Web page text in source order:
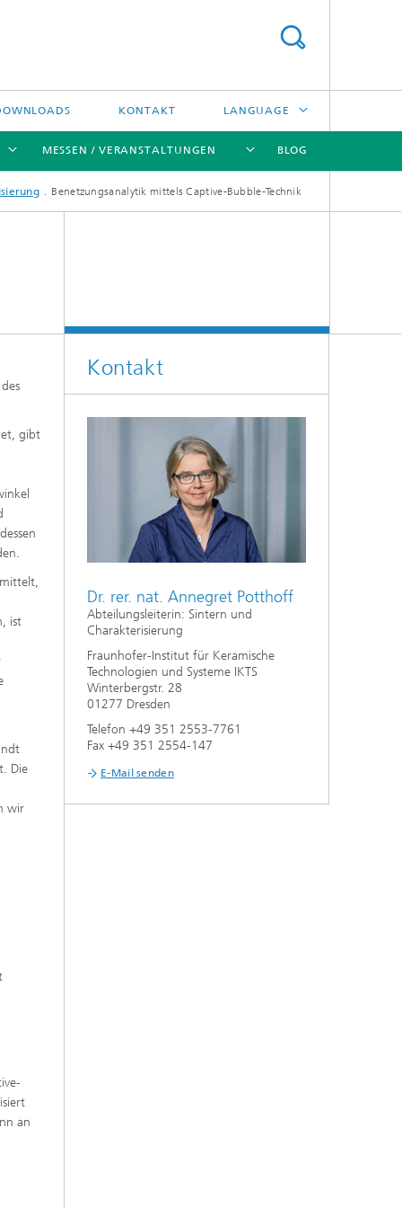
KONTAKT LANGUAGE
ENGLISH
中文
Energie- und Verfahrenstechnik
Hochtemperaturseparation und
Technologieökonomik und
Nachhaltigkeitsanalyse
MESSEN / VERANSTALTUNGEN BLOG
Benetzungsanalytik mittels Captive-Bubble-Technik
gibt
ist
Die
wir
an
Kontakt
Dr. rer. nat. Annegret Potthoff
Abteilungsleiterin: Sintern und
Charakterisierung
Fraunhofer-Institut für Keramische
Technologien und Systeme IKTS
Winterbergstr. 28
01277 Dresden
Telefon +49 351 2553-7761
Fax +49 351 2554-147
E-Mail senden